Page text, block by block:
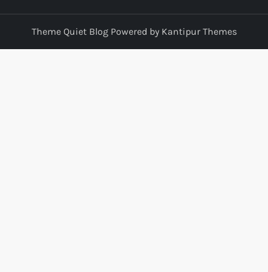
Theme Quiet Blog Powered by Kantipur Themes